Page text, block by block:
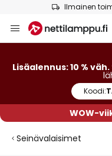
Ilmainen
to
Lisäalennus: 10 %
Koodi:
WOW-
Seinävalaisimet